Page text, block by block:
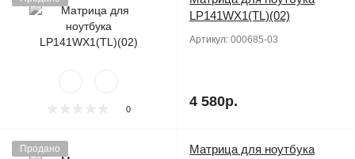
0
LP141WX1(TL)(02)
Артикул: 000685-03
4 580р.
Продано Матрица для ноутбука